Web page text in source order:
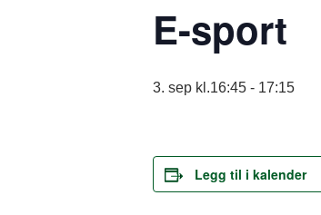
E-sport
3. sep kl.16:45 - 17:15
Legg til i kalender